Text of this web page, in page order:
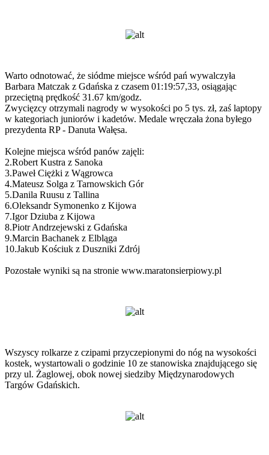
Warto odnotować, że siódme miejsce wśród pań wywalczyła
Barbara Matczak z Gdańska z czasem 01:19:57,33, osiągając
przeciętną prędkość 31.67 km/godz.
Zwycięzcy otrzymali nagrody w wysokości po 5 tys. zł, zaś laptopy
w kategoriach juniorów i kadetów. Medale wręczała żona byłego
prezydenta RP - Danuta Wałęsa.
Kolejne miejsca wśród panów zajęli:
2.Robert Kustra z Sanoka
3.Paweł Ciężki z Wągrowca
4.Mateusz Solga z Tarnowskich Gór
5.Danila Ruusu z Tallina
6.Oleksandr Symonenko z Kijowa
7.Igor Dziuba z Kijowa
8.Piotr Andrzejewski z Gdańska
9.Marcin Bachanek z Elbląga
10.Jakub Kościuk z Duszniki Zdrój
Pozostałe wyniki są na stronie www.maratonsierpiowy.pl
Wszyscy rolkarze z czipami przyczepionymi do nóg na wysokości
kostek, wystartowali o godzinie 10 ze stanowiska znajdującego się
przy ul. Żaglowej, obok nowej siedziby Międzynarodowych
Targów Gdańskich.